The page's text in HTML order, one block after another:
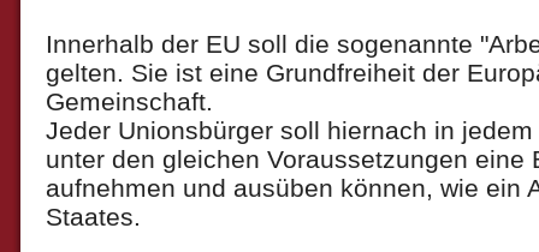
Innerhalb der EU soll die sogenannte
gelten. Sie ist eine Grundfreiheit der
Gemeinschaft.
Jeder Unionsbürger soll hiernach in
unter den gleichen Voraussetzungen eine
aufnehmen und ausüben können, wie ein
Staates.